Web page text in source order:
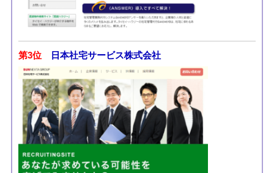
第3位 日本社宅サービス株式会社